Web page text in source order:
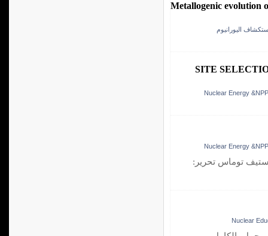
Metallogenic evolution
SITE
ستيف توماس تحرير: